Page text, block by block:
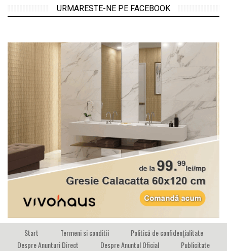
URMARESTE-NE PE FACEBOOK
Start Termeni si conditii
Politică de confidențialitate
Despre Anunturi Direct
Despre Anuntul Oficial
Publicitate